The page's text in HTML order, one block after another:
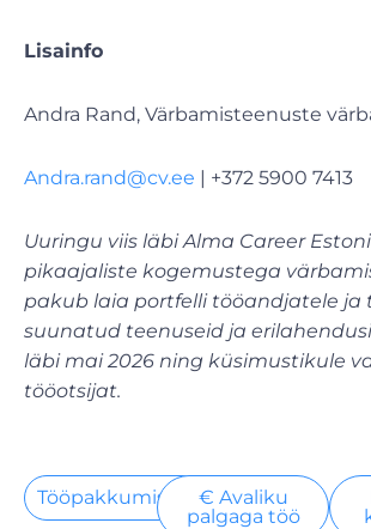
Lisainfo
Andra Rand, Värbamisteenuste
Andra.rand@cv.ee | +372 5900 7413
Uuringu viis läbi Alma Career
pikaajaliste kogemustega
pakub laia portfelli tööandjatele ja
suunatud teenuseid ja
läbi mai 2026 ning küsimustikule
tööotsijat.
Tööpakkumised
€ Avaliku
palgaga töö